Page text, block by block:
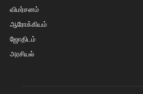
விமர்சனம்
ஆரோக்கியம்
ஜோதிடம்
அரசியல்